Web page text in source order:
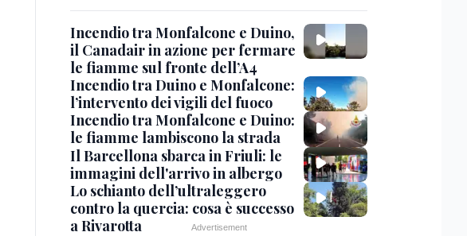
Incendio tra Monfalcone e Duino,
il Canadair in azione per fermare
le fiamme sul fronte dell’A4
Incendio tra Duino e Monfalcone:
l’intervento dei vigili del fuoco
Incendio tra Monfalcone e Duino:
le fiamme lambiscono la strada
Il Barcellona sbarca in Friuli: le
immagini dell'arrivo in albergo
Lo schianto dell’ultraleggero
contro la quercia: cosa è successo
a Rivarotta